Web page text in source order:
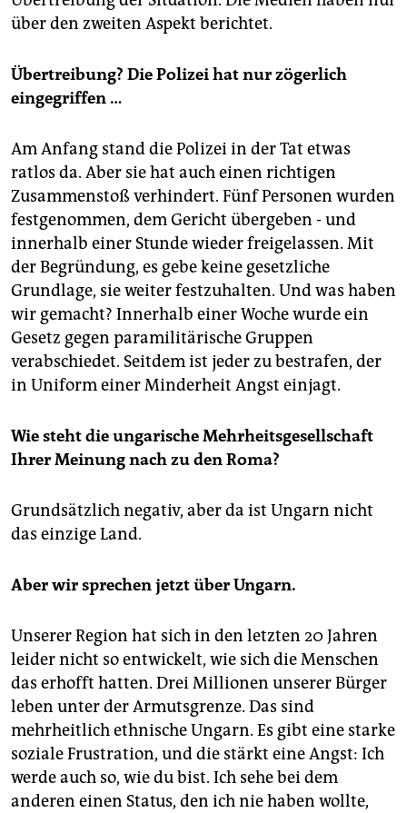
über den zweiten Aspekt berichtet.
Übertreibung? Die Polizei hat nur zögerlich
eingegriffen …
Am Anfang stand die Polizei in der Tat etwas
ratlos da. Aber sie hat auch einen richtigen
Zusammenstoß verhindert. Fünf Personen wurden
festgenommen, dem Gericht übergeben - und
innerhalb einer Stunde wieder freigelassen. Mit
der Begründung, es gebe keine gesetzliche
Grundlage, sie weiter festzuhalten. Und was haben
wir gemacht? Innerhalb einer Woche wurde ein
Gesetz gegen paramilitärische Gruppen
verabschiedet. Seitdem ist jeder zu bestrafen, der
in Uniform einer Minderheit Angst einjagt.
Wie steht die ungarische Mehrheitsgesellschaft
Ihrer Meinung nach zu den Roma?
Grundsätzlich negativ, aber da ist Ungarn nicht
das einzige Land.
Aber wir sprechen jetzt über Ungarn.
Unserer Region hat sich in den letzten 20 Jahren
leider nicht so entwickelt, wie sich die Menschen
das erhofft hatten. Drei Millionen unserer Bürger
leben unter der Armutsgrenze. Das sind
mehrheitlich ethnische Ungarn. Es gibt eine starke
soziale Frustration, und die stärkt eine Angst: Ich
werde auch so, wie du bist. Ich sehe bei dem
anderen einen Status, den ich nie haben wollte,